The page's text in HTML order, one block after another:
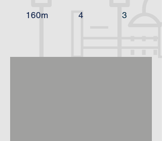
160m 4 3